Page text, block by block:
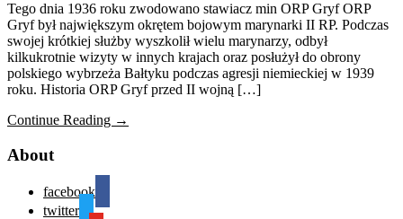
Tego dnia 1936 roku zwodowano stawiacz min ORP Gryf ORP
Gryf był największym okrętem bojowym marynarki II RP. Podczas
swojej krótkiej służby wyszkolił wielu marynarzy, odbył
kilkukrotnie wizyty w innych krajach oraz posłużył do obrony
polskiego wybrzeża Bałtyku podczas agresji niemieckiej w 1939
roku. Historia ORP Gryf przed II wojną […]
Continue Reading →
About
facebook
twitter